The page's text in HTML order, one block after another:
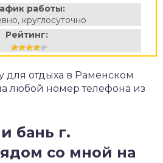
работы:
круглосуточно
Рейтинг:
для отдыха в Раменском
любой номер телефона из
бань г.
со мной на